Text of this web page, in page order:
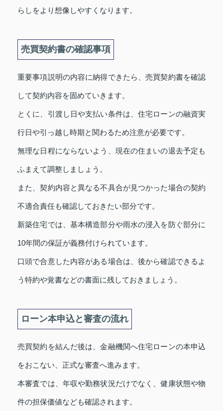
らしをより想像しやすくなります。
売買契約書の確認事項
重要事項説明の内容に納得できたら、売買契約書を確認
して契約内容を固めていきます。
とくに、引渡し日や支払い条件は、住宅ローンの融資実
行日や引っ越し時期と関わるため注意が必要です。
無理な日程にならないよう、現在の住まいの退去予定も
ふまえて調整しましょう。
また、契約内容と異なる不具合が見つかった場合の契約
不適合責任も確認しておきたい部分です。
新築住宅では、基本構造部分や雨水の浸入を防ぐ部分に
10年間の保証が義務付けられています。
口頭で合意した内容がある場合は、後から確認できるよ
う特約や覚書などの書面に残しておきましょう。
ローン本申込と審査の流れ
売買契約を結んだ後は、金融機関へ住宅ローンの本申込
をおこない、正式な審査へ進みます。
本審査では、年収や勤務状況だけでなく、健康状態や物
件の担保価値なども確認されます。